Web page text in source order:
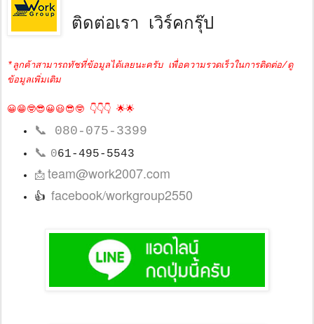
ติดต่อเรา เวิร์คกรุ๊ป
*ลูกค้าสามารถทัชที่ข้อมูลได้เลยนะครับ เพื่อความรวดเร็วในการติดต่อ/ดู
ข้อมูลเพิ่มเติม
😀😁🤓😎😀😃😎🤓 👇👇👇 🌟🌟
📞 080-075-3399
📞 061-495-5543
📩team@work2007.com
👍 facebook/workgroup2550